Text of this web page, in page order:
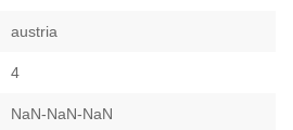
austria
4
NaN-NaN-NaN